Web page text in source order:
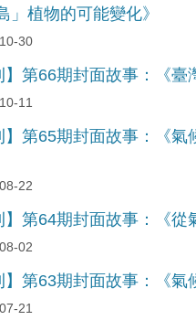
」植物的可能變化》
30
】第66期封面故事：《
11
】第65期封面故事：《
22
第64期封面故事：《從
02
第63期封面故事：《氣
21